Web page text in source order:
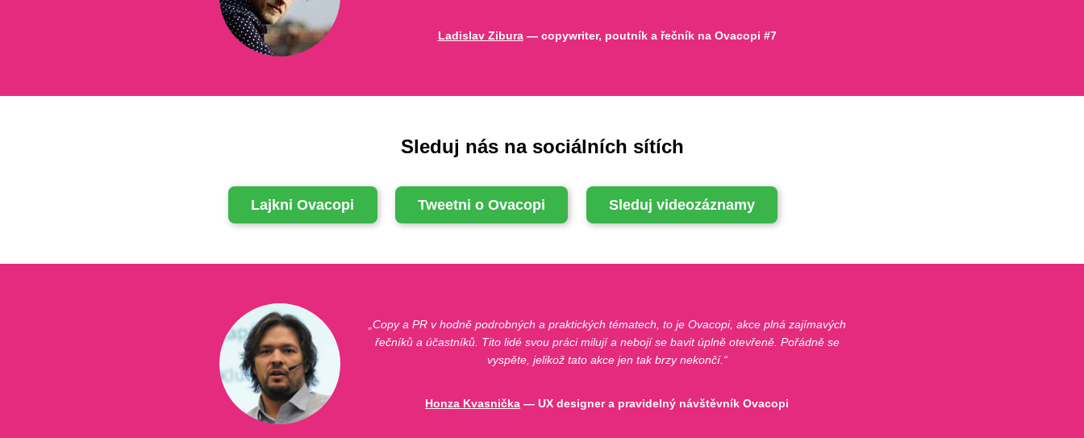
Ladislav Zibura— copywriter, poutník a řečník na Ovacopi #7
Sleduj nás na sociálních sítích
Lajkni Ovacopi Tweetni o Ovacopi Sleduj videozáznamy
Copy a PR v hodně podrobných a praktických tématech, to je Ovacopi, akce plná zajímavých
řečníků a účastníků. Tito lidé svou práci milují a nebojí se bavit úplně otevřeně. Pořádně se
vyspěte, jelikož tato akce jen tak brzy nekončí.
Honza Kvasnička — UX designer a pravidelný návštěvník Ovacopi